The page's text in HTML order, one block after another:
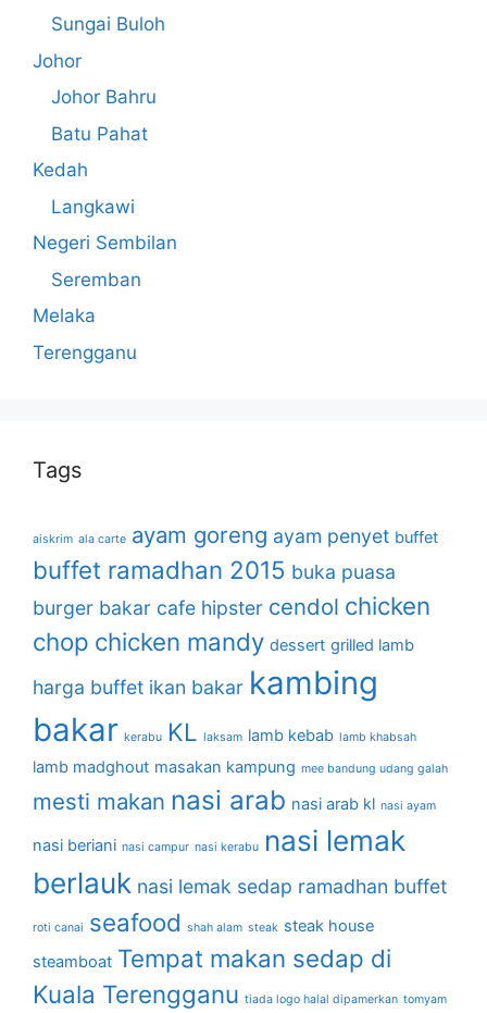
Sungai Buloh
Johor
Johor Bahru
Batu Pahat
Kedah
Langkawi
Negeri Sembilan
Seremban
Melaka
Terengganu
Tags
aiskrim ala carte ayam goreng ayam penyet buffet
buffet ramadhan 2015 buka puasa
burger bakar cafe hipster cendol chicken
chop chicken mandy dessert grilled lamb
harga buffet ikan bakar kambing
bakar kerabu KL laksam lamb kebab lamb khabsah
lamb madghout masakan kampung mee bandung udang galah
mesti makan nasi arab nasi arab kl nasi ayam
nasi beriani nasi campur nasi kerabu nasi lemak
berlauk nasi lemak sedap ramadhan buffet
roti canai seafood shah alam steak steak house
steamboat Tempat makan sedap di
Kuala Terengganu tiada logo halal dipamerkan tomyam